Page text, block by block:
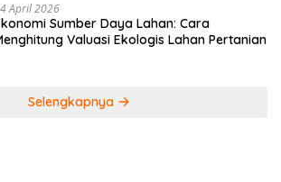
April 2026
Sumber Daya Lahan: Cara
Valuasi Ekologis Lahan Pertanian
Selengkapnya